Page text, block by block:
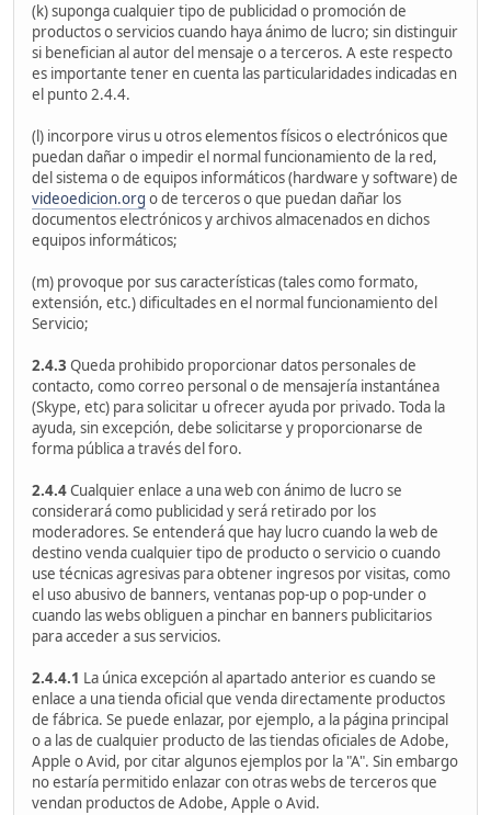
(k) suponga cualquier tipo de publicidad o promoción de
productos o servicios cuando haya ánimo de lucro; sin distinguir
si benefician al autor del mensaje o a terceros. A este respecto
es importante tener en cuenta las particularidades indicadas en
el punto 2.4.4.
(l) incorpore virus u otros elementos físicos o electrónicos que
puedan dañar o impedir el normal funcionamiento de la red,
del sistema o de equipos informáticos (hardware y software) de
videoedicion.org o de terceros o que puedan dañar los
documentos electrónicos y archivos almacenados en dichos
equipos informáticos;
(m) provoque por sus características (tales como formato,
extensión, etc.) dificultades en el normal funcionamiento del
Servicio;
2.4.3 Queda prohibido proporcionar datos personales de
contacto, como correo personal o de mensajería instantánea
(Skype, etc) para solicitar u ofrecer ayuda por privado. Toda la
ayuda, sin excepción, debe solicitarse y proporcionarse de
forma pública a través del foro.
2.4.4Cualquier enlace a una web con ánimo de lucro se
considerará como publicidad y será retirado por los
moderadores. Se entenderá que hay lucro cuando la web de
destino venda cualquier tipo de producto o servicio o cuando
use técnicas agresivas para obtener ingresos por visitas, como
el uso abusivo de banners, ventanas pop-up o pop-under o
cuando las webs obliguen a pinchar en banners publicitarios
para acceder a sus servicios.
2.4.4.1 La única excepción al apartado anterior es cuando se
enlace a una tienda oficial que venda directamente productos
de fábrica. Se puede enlazar, por ejemplo, a la página principal
o a las de cualquier producto de las tiendas oficiales de Adobe,
Apple o Avid, por citar algunos ejemplos por la "A". Sin embargo
no estaría permitido enlazar con otras webs de terceros que
vendan productos de Adobe, Apple o Avid.